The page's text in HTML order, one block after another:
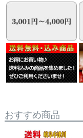
おすすめ商品